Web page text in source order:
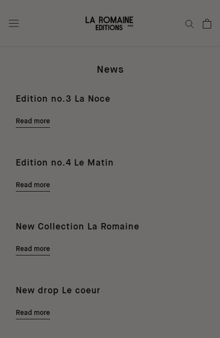
News
Edition no.3 La Noce
Read more
Edition no.4 Le Matin
Read more
New Collection La Romaine
Read more
New drop Le coeur
Read more